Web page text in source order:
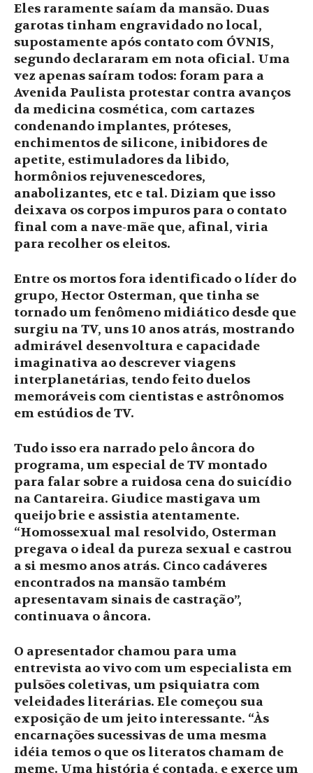
Eles raramente saíam da mansão. Duas
garotas tinham engravidado no local,
supostamente após contato com ÓVNIS,
segundo declararam em nota oficial. Uma
vez apenas saíram todos: foram para a
Avenida Paulista protestar contra avanços
da medicina cosmética, com cartazes
condenando implantes, próteses,
enchimentos de silicone, inibidores de
apetite, estimuladores da libido,
hormônios rejuvenescedores,
anabolizantes, etc e tal. Diziam que isso
deixava os corpos impuros para o contato
final com a nave-mãe que, afinal, viria
para recolher os eleitos.
Entre os mortos fora identificado o líder do
grupo, Hector Osterman, que tinha se
tornado um fenômeno midiático desde que
surgiu na TV, uns 10 anos atrás, mostrando
admirável desenvoltura e capacidade
imaginativa ao descrever viagens
interplanetárias, tendo feito duelos
memoráveis com cientistas e astrônomos
em estúdios de TV.
Tudo isso era narrado pelo âncora do
programa, um especial de TV montado
para falar sobre a ruidosa cena do suicídio
na Cantareira. Giudice mastigava um
queijo brie e assistia atentamente.
“Homossexual mal resolvido, Osterman
pregava o ideal da pureza sexual e castrou
a si mesmo anos atrás. Cinco cadáveres
encontrados na mansão também
apresentavam sinais de castração”,
continuava o âncora.
O apresentador chamou para uma
entrevista ao vivo com um especialista em
pulsões coletivas, um psiquiatra com
veleidades literárias. Ele começou sua
exposição de um jeito interessante. “Às
encarnações sucessivas de uma mesma
idéia temos o que os literatos chamam de
meme. Uma história é contada, e exerce um